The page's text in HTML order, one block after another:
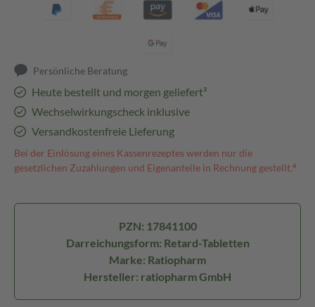
Persönliche Beratung
Heute bestellt und morgen geliefert³
Wechselwirkungscheck inklusive
Versandkostenfreie Lieferung
Bei der Einlösung eines Kassenrezeptes werden nur die
gesetzlichen Zuzahlungen und Eigenanteile in Rechnung gestellt.⁴
PZN: 17841100
Darreichungsform: Retard-Tabletten
Marke: Ratiopharm
Hersteller: ratiopharm GmbH